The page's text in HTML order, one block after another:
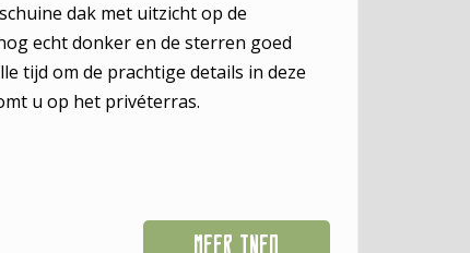
dak met uitzicht op de
echt donker en de sterren goed
tijd om de prachtige details in deze
u op het privéterras.